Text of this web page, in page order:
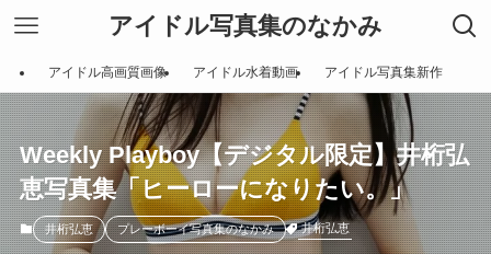
アイドル写真集のなかみ
アイドル高画質画像 アイドル水着動画 アイドル写真集新作
Weekly Playboy【デジタル限定】井桁弘
恵写真集「ヒーローになりたい。」
井桁弘恵 プレーボーイ写真集のなかみ 井桁弘恵